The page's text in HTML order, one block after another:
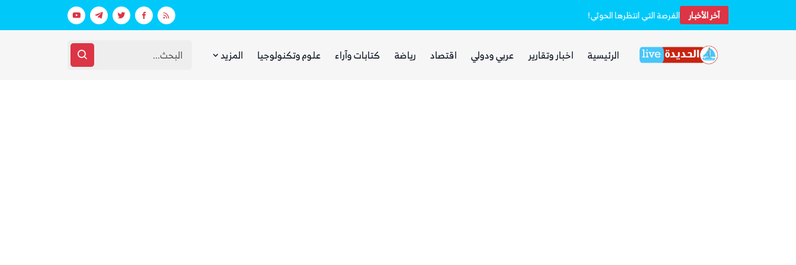
آخر الأخبار الفرصة التي انتظرها الحوثي! بينما يجوع اليمنيون.. شبكات حوثية تتقاسم عقارات فارهة بأموال الفقراء غضب يمني واسع من مجلس القيادة
الرئيسية اخبار وتقارير عربي ودولي اقتصاد رياضة كتابات وآراء علوم وتكنولوجيا المزيد